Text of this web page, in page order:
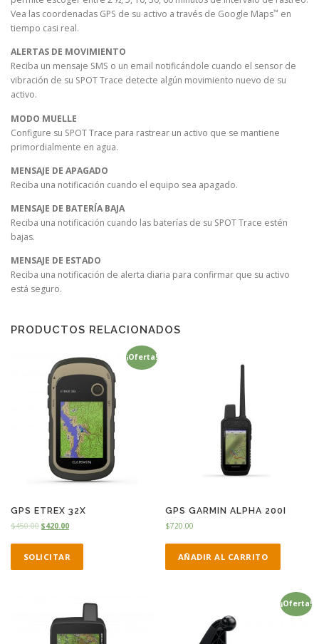
Vea las coordenadas GPS de su activo a través de Google Maps™ en
tiempo casi real.
ALERTAS DE MOVIMIENTO
Reciba un mensaje SMS o un email notificándole cuando el sensor de
vibración de su SPOT Trace detecte algún movimiento nuevo de su
activo.
MODO MUELLE
Configure su SPOT Trace para rastrear un activo que se mantiene
primordialmente en agua.
MENSAJE DE APAGADO
Reciba una notificación cuando el equipo sea apagado.
MENSAJE DE BATERÍA BAJA
Reciba una notificación cuando las baterías de su SPOT Trace estén
bajas.
MENSAJE DE ESTADO
Reciba una notificación de alerta diaria para confirmar que su activo
está seguro.
PRODUCTOS RELACIONADOS
¡Oferta!
GPS ETREX 32X
$450.00 $420.00
SOLICITAR
GPS GARMIN ALPHA 200I
$720.00
AÑADIR AL CARRITO
¡Oferta!